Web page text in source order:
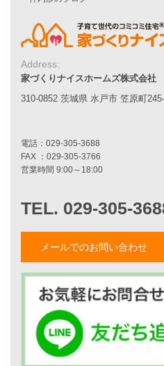
家づくりナイスホームズの家づく
エコハウス
家づくりの流れ
7つのポイント
アフターメンテナンス
リフォームをお考えの方へ
施工事例一覧
家づくりストーリー
お客様の声
家づくりナイスホームズについて
家づくりへの想い
職人紹介
採用情報
Address:
家づくりナイスホームズ株式会社
310-0852 茨城県 水戸市 笠原町
メールでのお問い合わせ